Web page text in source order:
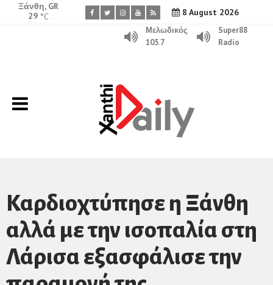
8 August 2026
Ξάνθη, GR
29 °C
Μελωδικός
105.7
Super88
Radio
Καρδιοχτύπησε η Ξάνθη
αλλά με την ισοπαλία στη
Λάρισα εξασφάλισε την